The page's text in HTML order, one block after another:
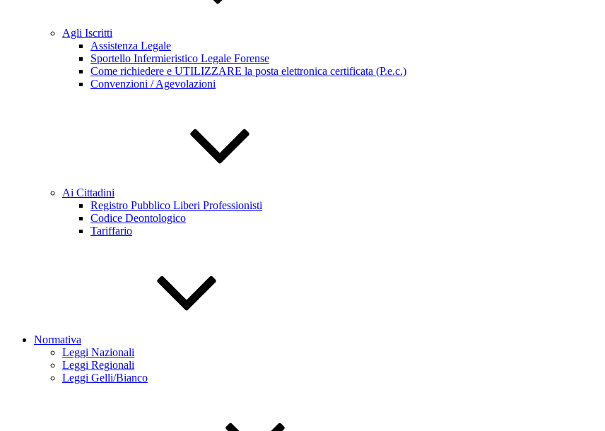
Agli Iscritti
Assistenza Legale
Sportello Infermieristico Legale Forense
Come richiedere e UTILIZZARE la posta elettronica certificata (P.e.c.)
Convenzioni / Agevolazioni
Ai Cittadini
Registro Pubblico Liberi Professionisti
Codice Deontologico
Tariffario
Normativa
Leggi Nazionali
Leggi Regionali
Leggi Gelli/Bianco